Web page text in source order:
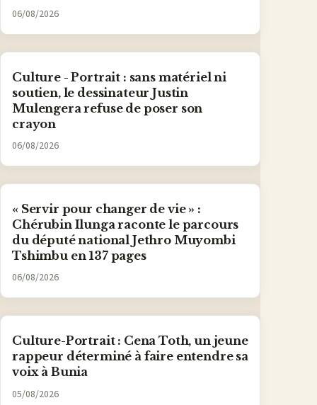
06/08/2026
Culture - Portrait : sans matériel ni
soutien, le dessinateur Justin
Mulengera refuse de poser son
crayon
06/08/2026
« Servir pour changer de vie » :
Chérubin Ilunga raconte le parcours
du député national Jethro Muyombi
Tshimbu en 137 pages
06/08/2026
Culture-Portrait : Cena Toth, un jeune
rappeur déterminé à faire entendre sa
voix à Bunia
05/08/2026